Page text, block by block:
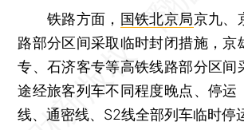
铁路方面， 国铁北京局京九、
路部分区间采取临时封闭措施，京
专、石济客专等高铁线路部分区间
途经旅客列车不同程度晚点、停运
线、通密线、S2线全部列车临时停